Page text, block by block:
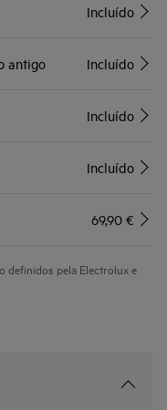
Incluído
antigo Incluído
Incluído
Incluído
69,90 €
definidos pela Electrolux e